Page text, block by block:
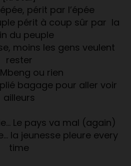
périt par l’épée
périt à coup sûr par la
du peuple
moins les gens veulent
rester
ou rien
bagage pour aller voir
ailleurs
Le pays va mal (again)
la jeunesse pleure every
time